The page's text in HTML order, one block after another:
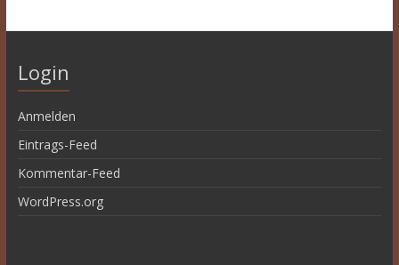
Login
Anmelden
Eintrags-Feed
Kommentar-Feed
WordPress.org